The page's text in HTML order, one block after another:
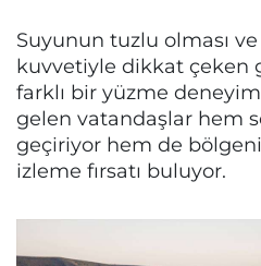
Suyunun tuzlu olması
kuvvetiyle dikkat çeken
farklı bir yüzme
gelen vatandaşlar hem
geçiriyor hem de
izleme fırsatı buluyor.